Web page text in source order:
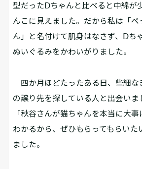
型だったⅮちゃんと比べると中綿が
んこに見えました。だから私は「
ん」と名付けて肌身はなさず、Ⅾち
ぬいぐるみをかわいがりました。
四か月ほどたったある日、些細な
の譲り先を探している人と出会いま
「秋谷さんが猫ちゃんを本当に大
わかるから、ぜひもらってもらいた
ました。